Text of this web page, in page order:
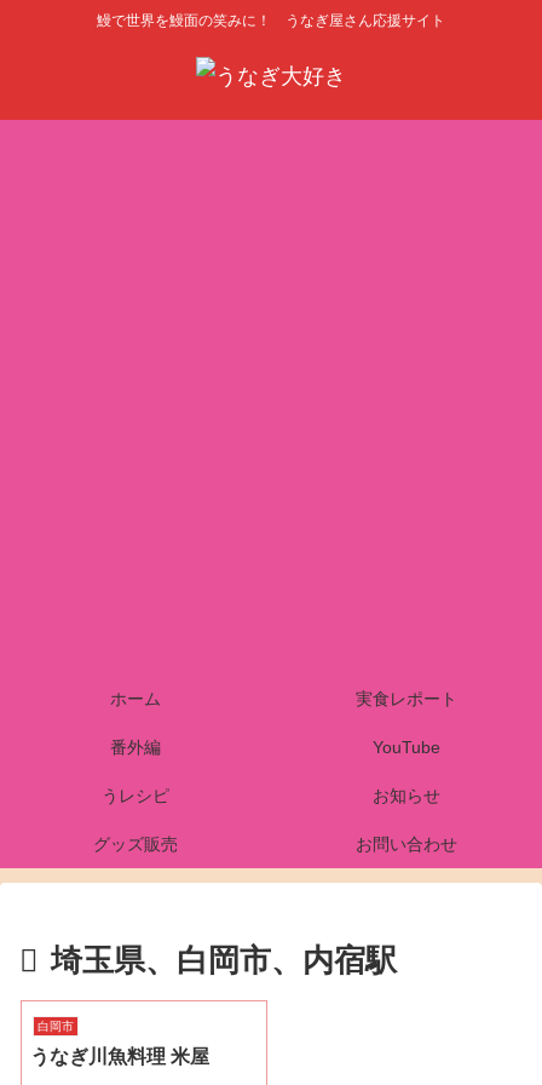
鰻で世界を鰻面の笑みに！ うなぎ屋さん応援サイト
ホーム 実食レポート
番外編 YouTube
うレシピ お知らせ
グッズ販売 お問い合わせ
埼玉県、白岡市、内宿駅
白岡市
うなぎ川魚料理 米屋